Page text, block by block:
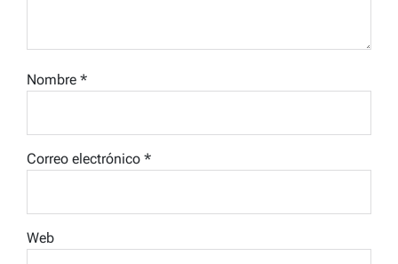
Nombre *
Correo electrónico *
Web